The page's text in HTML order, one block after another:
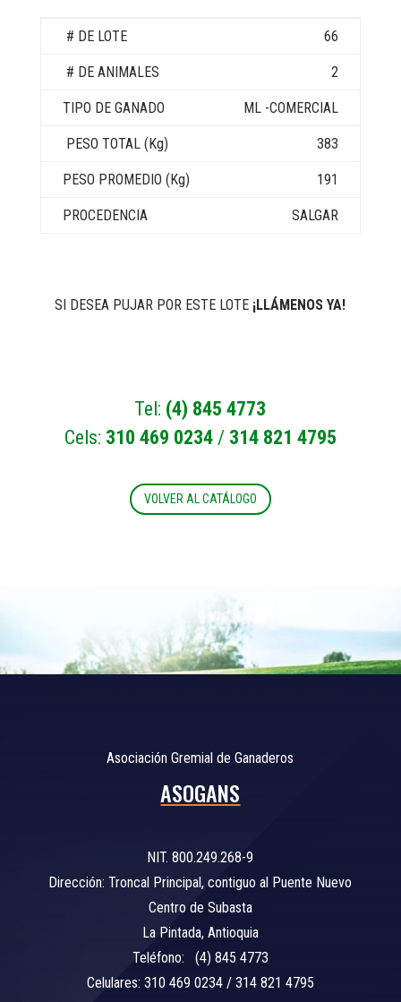
66
2
ML -COMERCIAL
383
191
SALGAR
SI DESEA PUJAR POR ESTE LOTE ¡LLÁMENOS YA!
Tel: (4) 845 4773
Cels: 310 469 0234/ 314 821 4795
VOLVER AL CATÁLOGO
Asociación Gremial de Ganaderos
ASOGANS
NIT. 800.249.268-9
Dirección: Troncal Principal, contiguo al Puente Nuevo
Centro de Subasta
La Pintada, Antioquia
Teléfono: (4) 845 4773
Celulares: 310 469 0234 / 314 821 4795